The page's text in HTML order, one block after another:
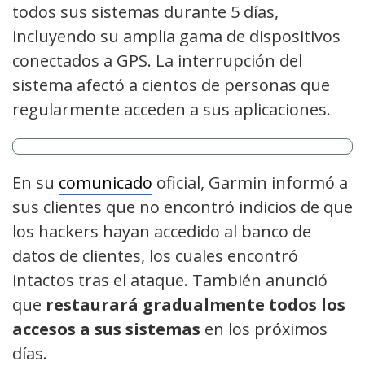
todos sus sistemas durante 5 días,
incluyendo su amplia gama de dispositivos
conectados a GPS. La interrupción del
sistema afectó a cientos de personas que
regularmente acceden a sus aplicaciones.
En su comunicado oficial, Garmin informó a
sus clientes que no encontró indicios de que
los hackers hayan accedido al banco de
datos de clientes, los cuales encontró
intactos tras el ataque. También anunció
que restaurará gradualmente todos los
accesos a sus sistemas en los próximos
días.